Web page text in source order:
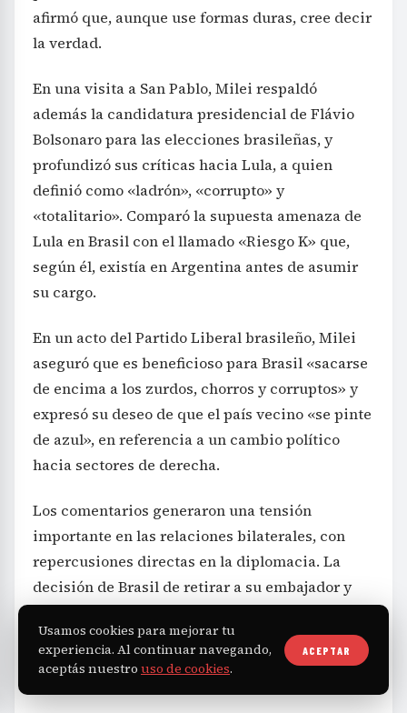
afirmó que, aunque use formas duras, cree decir
la verdad.
En una visita a San Pablo, Milei respaldó
además la candidatura presidencial de Flávio
Bolsonaro para las elecciones brasileñas, y
profundizó sus críticas hacia Lula, a quien
definió como «ladrón», «corrupto» y
«totalitario». Comparó la supuesta amenaza de
Lula en Brasil con el llamado «Riesgo K» que,
según él, existía en Argentina antes de asumir
su cargo.
En un acto del Partido Liberal brasileño, Milei
aseguró que es beneficioso para Brasil «sacarse
de encima a los zurdos, chorros y corruptos» y
expresó su deseo de que el país vecino «se pinte
de azul», en referencia a un cambio político
hacia sectores de derecha.
Los comentarios generaron una tensión
importante en las relaciones bilaterales, con
repercusiones directas en la diplomacia. La
decisión de Brasil de retirar a su embajador y
claro rechazo a las constantes ofensas del
presidente argentino hacia su gobierno.
Usamos cookies para mejorar tu
experiencia. Al continuar navegando,
aceptás nuestro uso de cookies.
ACEPTAR